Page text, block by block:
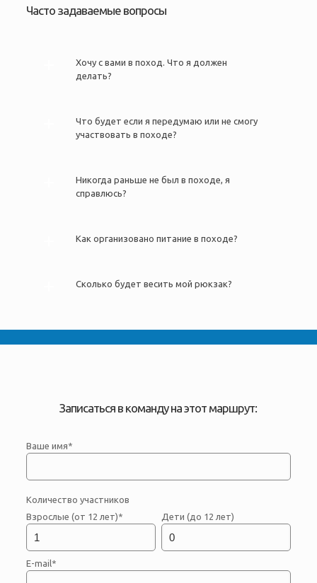
Часто задаваемые вопросы
Хочу с вами в поход. Что я должен
делать?
Что будет если я передумаю или не смогу
участвовать в походе?
Никогда раньше не был в походе, я
справлюсь?
Как организовано питание в походе?
Сколько будет весить мой рюкзак?
Записаться в команду на этот маршрут:
Ваше имя*
Количество участников
Взрослые (от 12 лет)*
Дети (до 12 лет)
E-mail*